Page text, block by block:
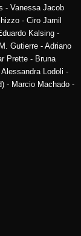
- Vanessa Jacob
- Ciro Jamil
Kalsing -
Gutierre - Adriano
Prette - Bruna
Lodoli -
- Marcio Machado -